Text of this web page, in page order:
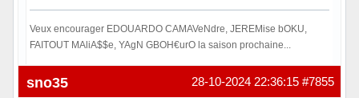
Veux encourager EDOUARDO CAMAVeNdre, JEREMise bOKU,
FAITOUT MAliA$$e, YAgN GBOH€urO la saison prochaine...
Hors ligne #7855
28-10-2024 22:36:15
sno35